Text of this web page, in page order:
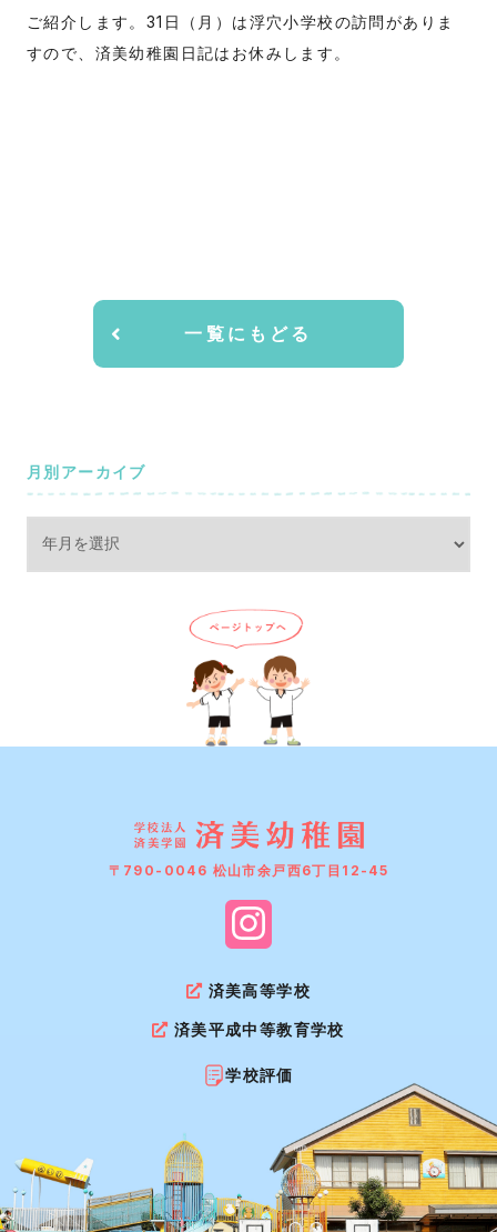
ご紹介します。31日（月）は浮穴小学校の訪問がありま
すので、済美幼稚園日記はお休みします。
一覧にもどる
月別アーカイブ
〒790-0046 松山市余戸西6丁目12-45
済美高等学校
済美平成中等教育学校
学校評価